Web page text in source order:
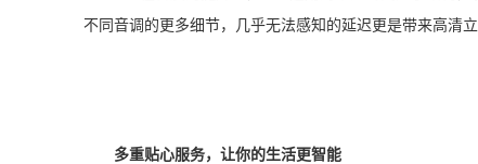
不同音调的更多细节，几乎无法感知的延迟更是带来高清
多重贴心服务，让你的生活更智能